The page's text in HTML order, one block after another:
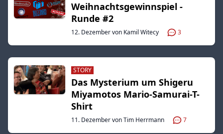
Weihnachtsgewinnspiel -
Runde #2
12. Dezember von Kamil Witecy 3
STORY
Das Mysterium um Shigeru
Miyamotos Mario-Samurai-T-
Shirt
11. Dezember von Tim Herrmann 7